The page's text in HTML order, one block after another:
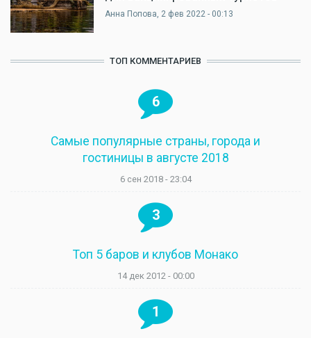
Анна Попова, 2 фев 2022 - 00:13
ТОП КОММЕНТАРИЕВ
6
Самые популярные страны, города и
гостиницы в августе 2018
6 сен 2018 - 23:04
3
Топ 5 баров и клубов Монако
14 дек 2012 - 00:00
1